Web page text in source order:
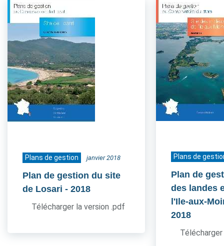
Plans de gestion janvier 2018
Plan de gestion du site
de Losari - 2018
Télécharger la version .pdf
Plans de
Plan de
des landes
l'Ile-aux-
2018